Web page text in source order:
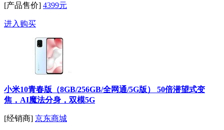
[产品售价] 4399元
进入购买
小米10青春版（8GB/256GB/全网通/5G版） 50倍潜望式变
焦，AI魔法分身，双模5G
[经销商] 京东商城